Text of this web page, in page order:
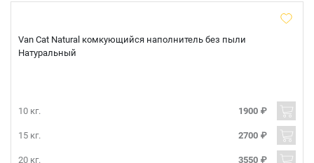
Van Cat Natural комкующийся наполнитель без пыли
Натуральный
10 кг. 1900 ₽
15 кг. 2700 ₽
20 кг. 3550 ₽